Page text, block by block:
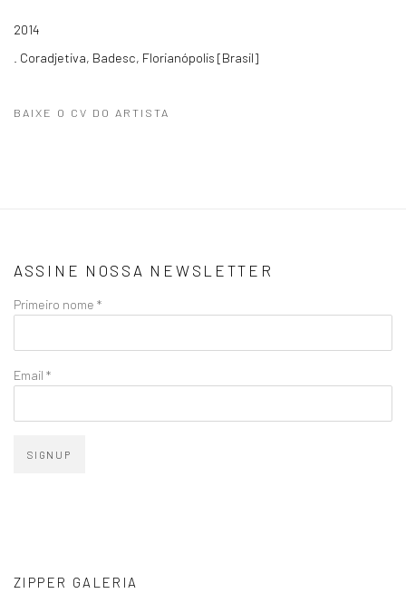
2014
. Coradjetiva, Badesc, Florianópolis [Brasil]
BAIXE O CV DO ARTISTA
ASSINE NOSSA NEWSLETTER
Primeiro nome *
Email *
SIGNUP
ZIPPER GALERIA